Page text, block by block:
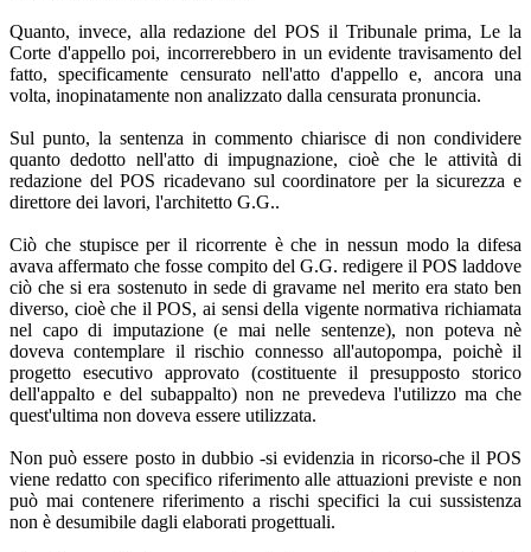
Quanto, invece, alla redazione del POS il Tribunale prima, Le la
Corte d'appello poi, incorrerebbero in un evidente travisamento del
fatto, specificamente censurato nell'atto d'appello e, ancora una
volta, inopinatamente non analizzato dalla censurata pronuncia.
Sul punto, la sentenza in commento chiarisce di non condividere
quanto dedotto nell'atto di impugnazione, cioè che le attività di
redazione del POS ricadevano sul coordinatore per la sicurezza e
direttore dei lavori, l'architetto G.G..
Ciò che stupisce per il ricorrente è che in nessun modo la difesa
avava affermato che fosse compito del G.G. redigere il POS laddove
ciò che si era sostenuto in sede di gravame nel merito era stato ben
diverso, cioè che il POS, ai sensi della vigente normativa richiamata
nel capo di imputazione (e mai nelle sentenze), non poteva nè
doveva contemplare il rischio connesso all'autopompa, poichè il
progetto esecutivo approvato (costituente il presupposto storico
dell'appalto e del subappalto) non ne prevedeva l'utilizzo ma che
quest'ultima non doveva essere utilizzata.
Non può essere posto in dubbio -si evidenzia in ricorso-che il POS
viene redatto con specifico riferimento alle attuazioni previste e non
può mai contenere riferimento a rischi specifici la cui sussistenza
non è desumibile dagli elaborati progettuali.